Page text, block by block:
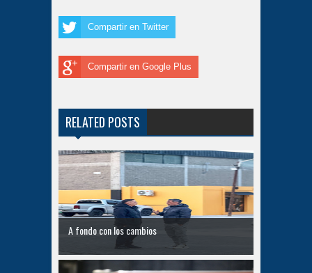
Compartir en Twitter
Compartir en Google Plus
RELATED POSTS
A fondo con los cambios